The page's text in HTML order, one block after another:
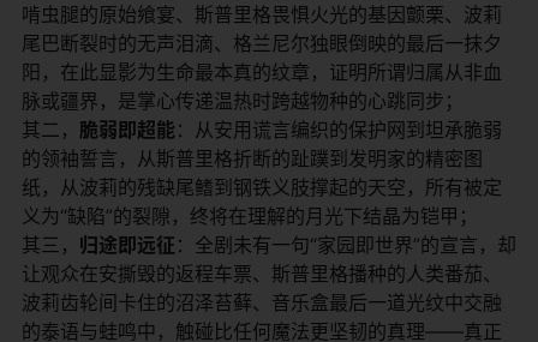
啃虫腿的原始飨宴、斯普里格畏惧火光的基因颤栗、波莉
尾巴断裂时的无声泪滴、格兰尼尔独眼倒映的最后一抹夕
阳，在此显影为生命最本真的纹章，证明所谓归属从非血
脉或疆界，是掌心传递温热时跨越物种的心跳同步；
其二，​ ​脆弱即超能​ ​：从安用谎言编织的保护网到坦承脆弱
的领袖誓言，从斯普里格折断的趾蹼到发明家的精密图
纸，从波莉的残缺尾鳍到钢铁义肢撑起的天空，所有被定
义为“缺陷”的裂隙，终将在理解的月光下结晶为铠甲；
其三，​ ​归途即远征​ ​：全剧未有一句“家园即世界”的宣言，却
让观众在安撕毁的返程车票、斯普里格播种的人类番茄、
波莉齿轮间卡住的沼泽苔藓、音乐盒最后一道光纹中交融
的泰语与蛙鸣中，触碰比任何魔法更坚韧的真理——真正